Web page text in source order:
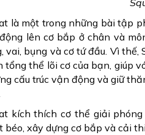
là một trong những bài tập
lên cơ bắp ở chân và
vai, bụng và cơ tứ đầu. Vì
tổng thể lõi cơ của bạn, giúp
cấu trúc vận động và giữ
kích thích cơ thể giải
béo, xây dựng cơ bắp và cải